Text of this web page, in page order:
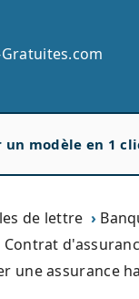
de lettre
Contrat
une assurance